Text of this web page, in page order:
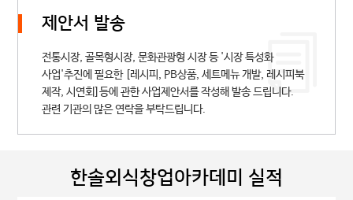
제안서 발송
전통시장, 골목형시장, 문화관광형 시장 등 '시장 특성화
사업'추진에필요한 [레시피, PB상품, 세트메뉴 개발, 레시피북
제작, 시연회]등에 관한사업제안서를 작성해 발송 드립니다.
관련 기관의 많은 연락을 부탁드립니다.
한솔외식창업아카데미 실적